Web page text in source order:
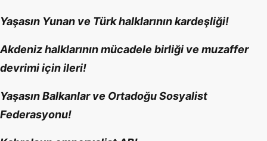
Yaşasın Yunan ve Türk halklarının kardeşliği!
Akdeniz halklarının mücadele birliği ve muzaffer
devrimi için ileri!
Yaşasın Balkanlar ve Ortadoğu Sosyalist
Federasyonu!